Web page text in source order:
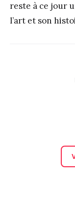
reste à ce jour
l’art et son